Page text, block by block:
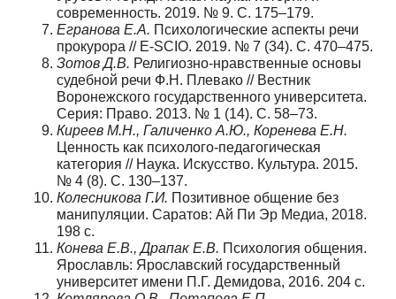
современность. 2019. № 9. С. 175–179.
Егранова Е.А. Психологические аспекты речи
прокурора // E-SCIO. 2019. № 7 (34). С. 470–475.
Зотов Д.В. Религиозно-нравственные основы
судебной речи Ф.Н. Плевако // Вестник
Воронежского государственного университета.
Серия: Право. 2013. № 1 (14). С. 58–73.
Киреев М.Н., Галиченко А.Ю., Коренева Е.Н.
Ценность как психолого-педагогическая
категория // Наука. Искусство. Культура. 2015.
№ 4 (8). С. 130–137.
Колесникова Г.И. Позитивное общение без
манипуляции. Саратов: Ай Пи Эр Медиа, 2018.
198 с.
Конева Е.В., Драпак Е.В. Психология общения.
Ярославль: Ярославский государственный
университет имени П.Г. Демидова, 2016. 204 с.